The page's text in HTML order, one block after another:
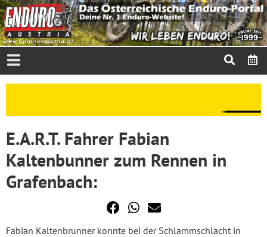
E.A.R.T. Fahrer Fabian
Kaltenbunner zum Rennen in
Grafenbach:
Fabian Kaltenbrunner konnte bei der Schlammschlacht in